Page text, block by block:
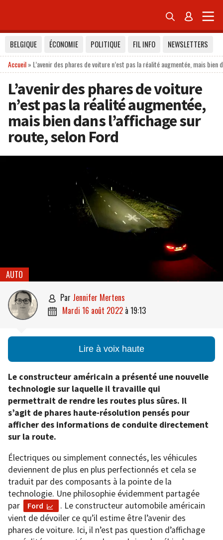
 
BELGIQUE ÉCONOMIE POLITIQUE FIL INFO
NEWSLETTERS
Accueil» L’avenir des phares de voiture n’est pas la réalité augmentée, mais bien
L’avenir des phares de voiture
n’est pas la réalité augmentée,
mais bien dans l’affichage sur
route, selon Ford
AUTO
 par Jennifer Mertens
 mardi 16 août 2022 à 19:13
Lire à voix haute
Le constructeur américain a présenté une nouvelle
technologie sur laquelle il travaille qui
permettrait de rendre les routes plus sûres. Il
s’agit de phares haute-résolution pensés pour
afficher des informations de conduite directement
sur la route.
Électriques ou simplement connectés, les véhicules
deviennent de plus en plus perfectionnés et cela se
traduit par des composants à la pointe de la
technologie. Une philosophie évidemment partagée
par
Ford
. Le constructeur automobile américain
vient de dévoiler ce qu’il estime être l’avenir des
phares de voiture. Ici, il n’est pas question d’affichage